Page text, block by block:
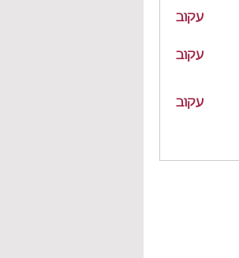
עקוב
עקוב
עקוב